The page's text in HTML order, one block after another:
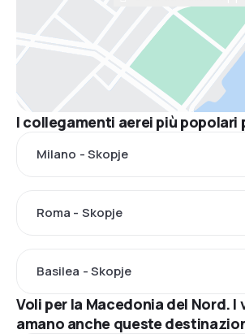
I collegamenti aerei più popolari
Milano - Skopje
Roma - Skopje
Basilea - Skopje
Voli per la Macedonia del Nord.
amano anche queste